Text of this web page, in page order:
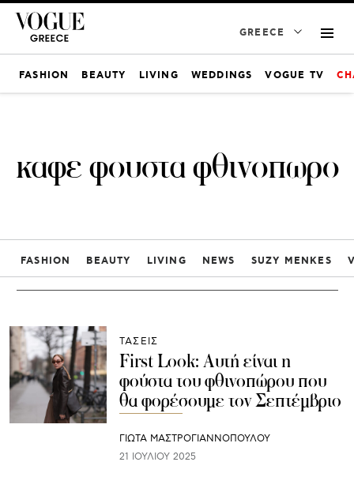
GREECE
FASHION BEAUTY LIVING WEDDINGS VOGUE TV
καφε φουστα φθινοπωρο
FASHION BEAUTY LIVING NEWS SUZY MENKES
ΤΑΣΕΙΣ
First Look: Αυτή είναι η
φούστα του φθινοπώρου που
θα φορέσουμε τον Σεπτέμβριο
ΓΙΩΤΑ ΜΑΣΤΡΟΓΙΑΝΝΟΠΟΥΛΟΥ
21 ΙΟΥΛΊΟΥ 2025